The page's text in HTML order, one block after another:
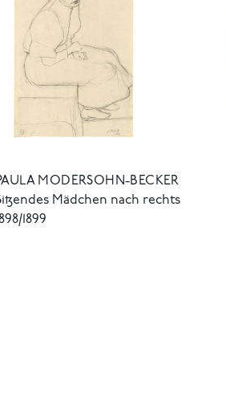
MODERSOHN-BECKER
Mädchen nach rechts
1899